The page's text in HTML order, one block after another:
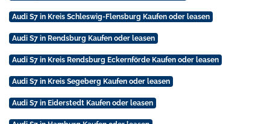
Audi S7 in Kreis Schleswig-Flensburg Kaufen oder leasen
Audi S7 in Rendsburg Kaufen oder leasen
Audi S7 in Kreis Rendsburg Eckernförde Kaufen oder leasen
Audi S7 in Kreis Segeberg Kaufen oder leasen
Audi S7 in Eiderstedt Kaufen oder leasen